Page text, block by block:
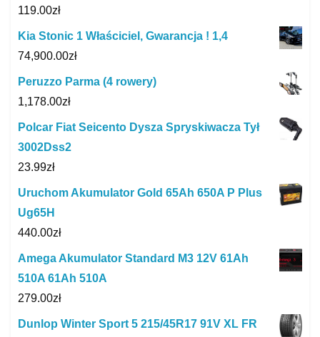
119.00zł
Kia Stonic 1 Właściciel, Gwarancja ! 1,4
74,900.00zł
Peruzzo Parma (4 rowery)
1,178.00zł
Polcar Fiat Seicento Dysza Spryskiwacza Tył
3002Dss2
23.99zł
Uruchom Akumulator Gold 65Ah 650A P Plus
Ug65H
440.00zł
Amega Akumulator Standard M3 12V 61Ah
510A 61Ah 510A
279.00zł
Dunlop Winter Sport 5 215/45R17 91V XL FR